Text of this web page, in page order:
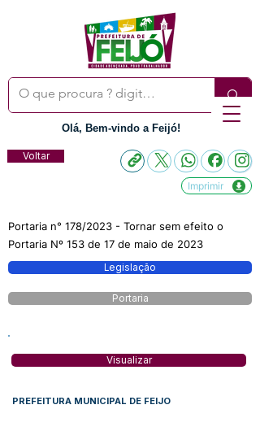
Olá, Bem-vindo a Feijó!
Voltar
Imprimir
Portaria n° 178/2023 - Tornar sem efeito o
Portaria Nº 153 de 17 de maio de 2023
Legislação
Portaria
Visualizar
PREFEITURA MUNICIPAL DE FEIJO